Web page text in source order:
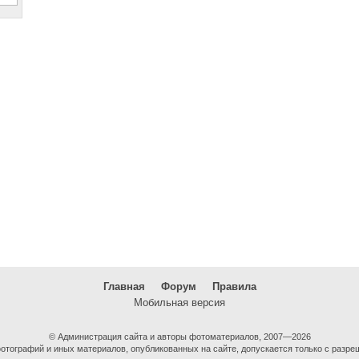
Главная Форум
Правила
Мобильная версия
© Администрация сайта и авторы фотоматериалов, 2007—2026
и иных материалов, опубликованных на сайте, допускается только с